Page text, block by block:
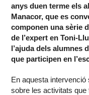
anys duen terme els
Manacor, que es
componen una sèrie
de l’expert en Toni-
l’ajuda dels alumnes
que participen en
En aquesta
sobre les activitats